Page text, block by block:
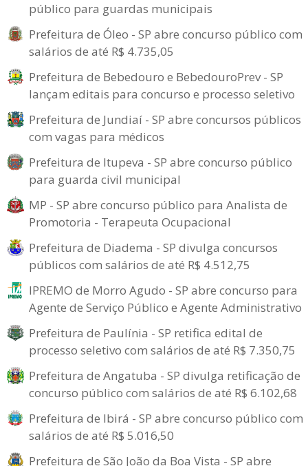
público para guardas municipais
Prefeitura de Óleo - SP abre concurso público com
salários de até R$ 4.735,05
Prefeitura de Bebedouro e BebedouroPrev - SP
lançam editais para concurso e processo seletivo
Prefeitura de Jundiaí - SP abre concursos públicos
com vagas para médicos
Prefeitura de Itupeva - SP abre concurso público
para guarda civil municipal
MP - SP abre concurso público para Analista de
Promotoria - Terapeuta Ocupacional
Prefeitura de Diadema - SP divulga concursos
públicos com salários de até R$ 4.512,75
IPREMO de Morro Agudo - SP abre concurso para
Agente de Serviço Público e Agente Administrativo
Prefeitura de Paulínia - SP retifica edital de
processo seletivo com salários de até R$ 7.350,75
Prefeitura de Angatuba - SP divulga retificação de
concurso público com salários de até R$ 6.102,68
Prefeitura de Ibirá - SP abre concurso público com
salários de até R$ 5.016,50
Prefeitura de São João da Boa Vista - SP abre